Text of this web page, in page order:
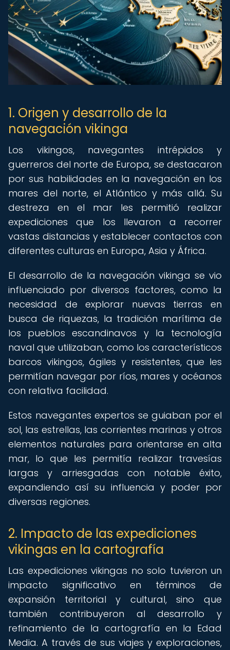
1. Origen y desarrollo de la
navegación vikinga
Los vikingos, navegantes intrépidos y
guerreros del norte de Europa, se destacaron
por sus habilidades en la navegación en los
mares del norte, el Atlántico y más allá. Su
destreza en el mar les permitió realizar
expediciones que los llevaron a recorrer
vastas distancias y establecer contactos con
diferentes culturas en Europa, Asia y África.
El desarrollo de la navegación vikinga se vio
influenciado por diversos factores, como la
necesidad de explorar nuevas tierras en
busca de riquezas, la tradición marítima de
los pueblos escandinavos y la tecnología
naval que utilizaban, como los característicos
barcos vikingos, ágiles y resistentes, que les
permitían navegar por ríos, mares y océanos
con relativa facilidad.
Estos navegantes expertos se guiaban por el
sol, las estrellas, las corrientes marinas y otros
elementos naturales para orientarse en alta
mar, lo que les permitía realizar travesías
largas y arriesgadas con notable éxito,
expandiendo así su influencia y poder por
diversas regiones.
2. Impacto de las expediciones
vikingas en la cartografía
Las expediciones vikingas no solo tuvieron un
impacto significativo en términos de
expansión territorial y cultural, sino que
también contribuyeron al desarrollo y
refinamiento de la cartografía en la Edad
Media. A través de sus viajes y exploraciones,